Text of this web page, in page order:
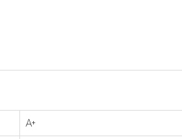
A+